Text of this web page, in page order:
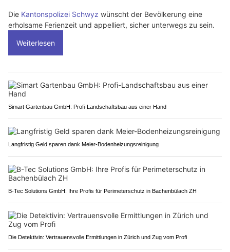
Die Kantonspolizei Schwyz wünscht der Bevölkerung eine
erholsame Ferienzeit und appelliert, sicher unterwegs zu sein.
Weiterlesen
Simart Gartenbau GmbH: Profi-Landschaftsbau aus einer Hand
Langfristig Geld sparen dank Meier-Bodenheizungsreinigung
B-Tec Solutions GmbH: Ihre Profis für Perimeterschutz in Bachenbülach ZH
Die Detektivin: Vertrauensvolle Ermittlungen in Zürich und Zug vom Profi